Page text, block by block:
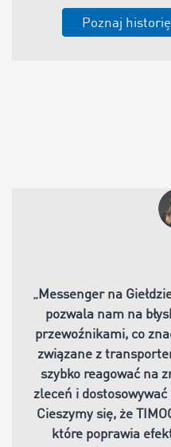
Poznaj
„Messenger na
pozwala nam na
przewoźnikami, co
związane z
szybko reagować na
zleceń i
Cieszymy się, że
które poprawia